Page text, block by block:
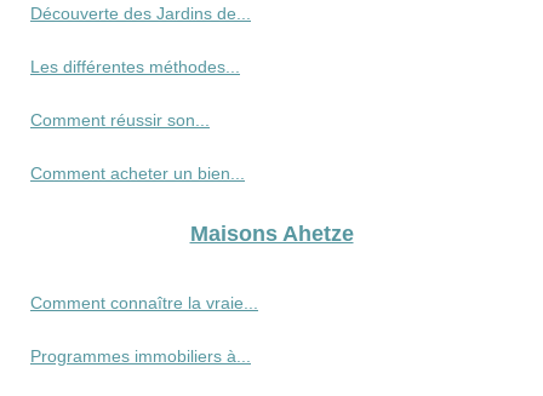
Découverte des Jardins de...
Les différentes méthodes...
Comment réussir son...
Comment acheter un bien...
Maisons Ahetze
Comment connaître la vraie...
Programmes immobiliers à...